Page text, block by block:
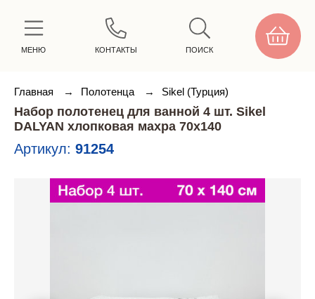
МЕНЮ КОНТАКТЫ ПОИСК
Главная → Полотенца → Sikel (Турция)
Набор полотенец для ванной 4 шт. Sikel
DALYAN хлопковая махра 70х140
Артикул: 91254